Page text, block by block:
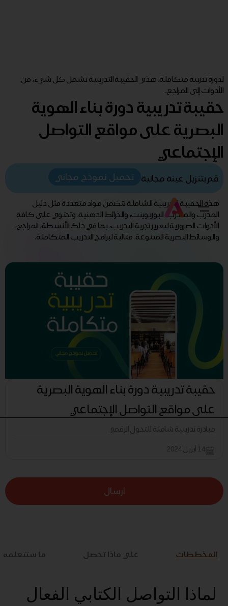
لدورة تدربية متكاملة، هذي الحقيبة التدريبية تشمل كل شيء، من
الأدوات إلى المراجع.
حقيبة تدريبية دورة بناء الهوية
البصرية على مواقع التواصل
الإجتماعي
قم بتنزيل عينة مجانية تحميل نموذج مجاني
هذه الحقيبة التدريبية الشاملة تتضمن مواد متعددة مثل دليل
المدرب والمتدرب، البوربوينت، والخرائط الذهنية، وتحتوي على كافة
الأدوات الضرورية لتعزيز تجربة التدريب، بما في ذلك الأنشطة، المراجع،
والوسائط البصرية المتنوعة. مثالية لبرامج التدريب المتكاملة.
حقيبة تدريبية دورة بناء الهوية البصرية
على مواقع التواصل الإجتماعي
مبادرة تدريبية شاملة للتحول الرقمي
14 أبريل 2024
ارسال
المخططات علي ماذا تحصل ما ستتعلمه
لماذا التواصل الكتابي الفعال